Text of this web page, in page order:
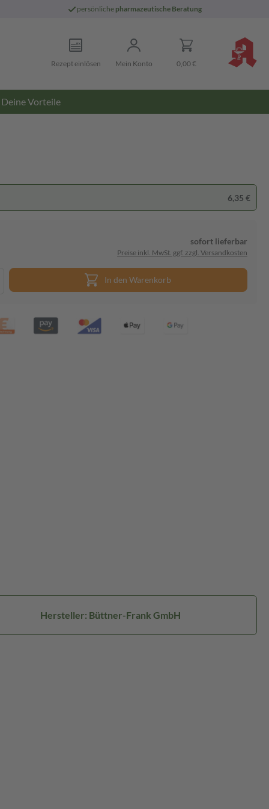
persönliche pharmazeutische Beratung
Rezept einlösen Mein Konto 0,00 €
Deine Vorteile
6,35 €
sofort lieferbar
Preise inkl. MwSt. ggf. zzgl. Versandkosten
In den Warenkorb
Hersteller: Büttner-Frank GmbH